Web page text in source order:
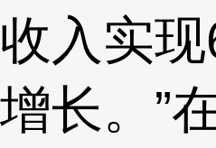
收入实
增长。”